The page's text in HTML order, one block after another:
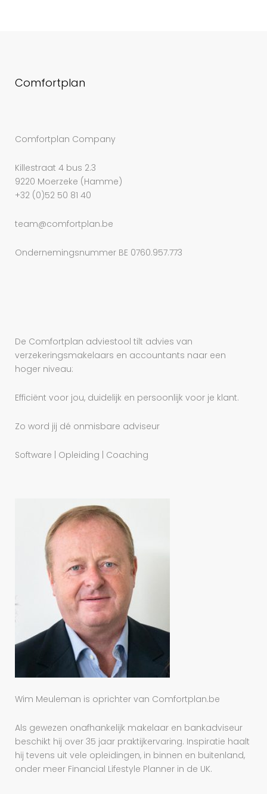
Comfortplan
Comfortplan Company
Killestraat 4 bus 2.3
9220 Moerzeke (Hamme)
+32 (0)52 50 81 40
team@comfortplan.be
Ondernemingsnummer BE 0760.957.773
De Comfortplan adviestool tilt advies van
verzekeringsmakelaars en accountants naar een
hoger niveau:
Efficiënt voor jou, duidelijk en persoonlijk voor je klant.
Zo word jij dé onmisbare adviseur
Software | Opleiding | Coaching
Wim Meuleman is oprichter van Comfortplan.be
Als gewezen onafhankelijk makelaar en bankadviseur
beschikt hij over 35 jaar praktijkervaring. Inspiratie haalt
hij tevens uit vele opleidingen, in binnen en buitenland,
onder meer Financial Lifestyle Planner in de UK.